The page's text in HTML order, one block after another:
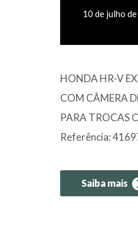
10 de julho
HONDA HR-V
COM CÂMERA
PARA TROCAS
Referência:
Saiba mais